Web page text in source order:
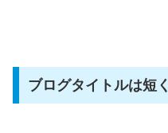
ブログタイトルは短く